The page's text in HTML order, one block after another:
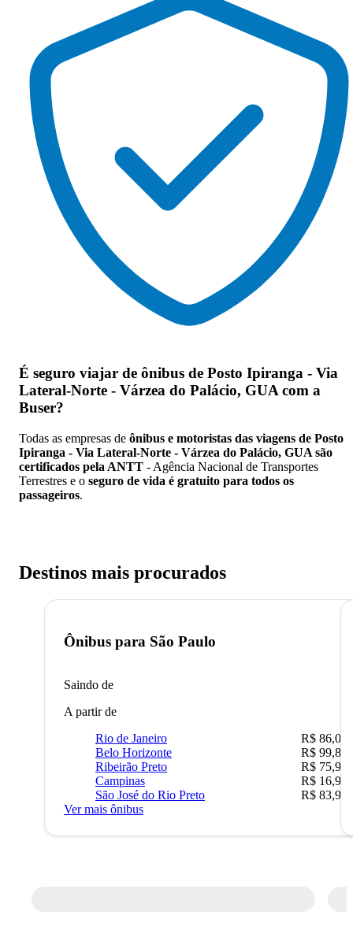
É seguro viajar de ônibus de Posto Ipiranga - Via
Lateral-Norte - Várzea do Palácio, GUA com a
Buser?
Todas as empresas de ônibus e motoristas das viagens de Posto
Ipiranga - Via Lateral-Norte - Várzea do Palácio, GUA são
certificados pela ANTT - Agência Nacional de Transportes
Terrestres e o seguro de vida é gratuito para todos os
passageiros.
Destinos mais procurados
Ônibus para São Paulo
Saindo de
A partir de
Rio de Janeiro
R$ 86,00
Belo Horizonte
R$ 99,89
Ribeirão Preto
R$ 75,90
Campinas
R$ 16,90
São José do Rio Preto
R$ 83,90
Ver mais ônibus